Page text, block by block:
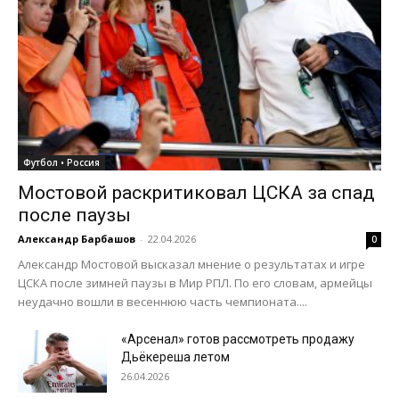
Футбол • Россия
Мостовой раскритиковал ЦСКА за спад
после паузы
Александр Барбашов - 22.04.2026 0
Александр Мостовой высказал мнение о результатах и игре
ЦСКА после зимней паузы в Мир РПЛ. По его словам, армейцы
неудачно вошли в весеннюю часть чемпионата....
«Арсенал» готов рассмотреть продажу
Дьёкереша летом
26.04.2026